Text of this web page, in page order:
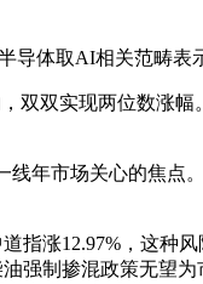
体取AI相关范畴表
双实现两位数涨幅
年市场关心的焦点
涨12.97%，这种风
制掺混政策无望为